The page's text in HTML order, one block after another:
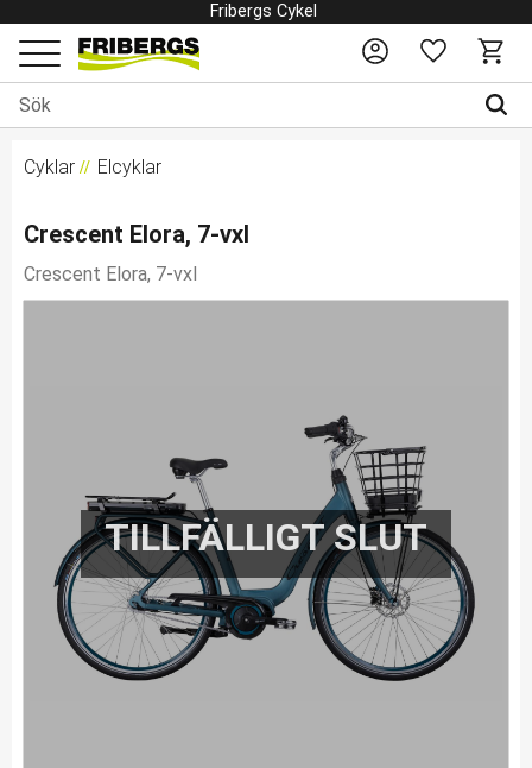
Meny
Fribergs Cykel
Favoriter
Cyklar Elcyklar
Crescent Elora, 7-vxl
Crescent Elora, 7-vxl